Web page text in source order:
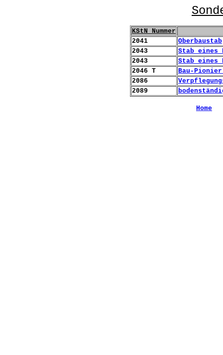
KStN Nummer
2041
Oberbaustab
2043
Stab eines
2043
Stab eines
2046 T
Bau-
2086
2089
Home